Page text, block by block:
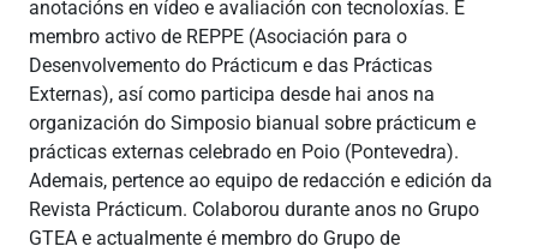
anotacións en vídeo e avaliación con tecnoloxías. É
membro activo de REPPE (Asociación para o
Desenvolvemento do Prácticum e das Prácticas
Externas), así como participa desde hai anos na
organización do Simposio bianual sobre prácticum e
prácticas externas celebrado en Poio (Pontevedra).
Ademais, pertence ao equipo de redacción e edición da
Revista Prácticum. Colaborou durante anos no Grupo
GTEA e actualmente é membro do Grupo de